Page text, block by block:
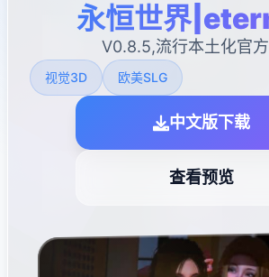
永恒世界
V0.8.5,流行本土化官
视觉3D 欧美SLG
中文版下载
查看预览